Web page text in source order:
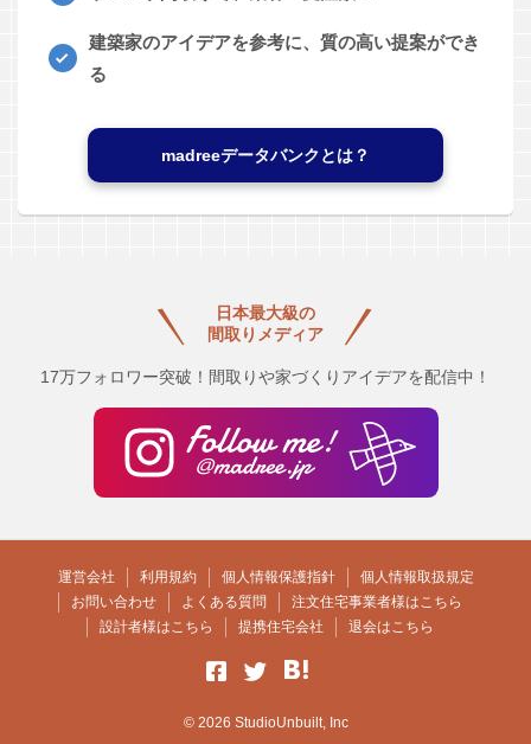
建築家のアイデアを参考に、質の高い提案ができ
る
madreeデータバンクとは？
日本最大級の
間取りメディア
17万フォロワー突破！間取りや家づくりアイデアを配信中！
運営会社 利用規約 個人情報保護指針
個人情報取扱規定
お問い合わせ
よくある質問
注文住宅事業者様はこちら
設計者様はこちら
提携住宅会社 退会はこちら
© 2026 StudioUnbuilt, Inc